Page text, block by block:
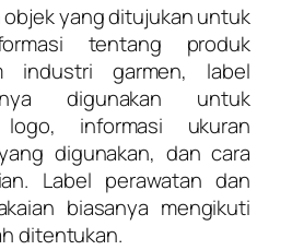
objek yang ditujukan untuk
tentang produk
industri garmen, label
digunakan untuk
logo, informasi ukuran
digunakan, dan cara
Label perawatan dan
biasanya mengikuti
ditentukan.